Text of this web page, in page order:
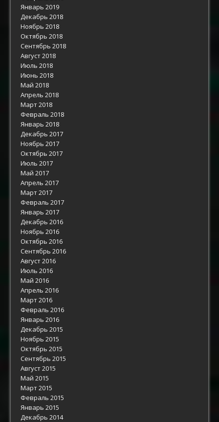
Январь 2019
Декабрь 2018
Ноябрь 2018
Октябрь 2018
Сентябрь 2018
Август 2018
Июль 2018
Июнь 2018
Май 2018
Апрель 2018
Март 2018
Февраль 2018
Январь 2018
Декабрь 2017
Ноябрь 2017
Октябрь 2017
Июль 2017
Май 2017
Апрель 2017
Март 2017
Февраль 2017
Январь 2017
Декабрь 2016
Ноябрь 2016
Октябрь 2016
Сентябрь 2016
Август 2016
Июль 2016
Май 2016
Апрель 2016
Март 2016
Февраль 2016
Январь 2016
Декабрь 2015
Ноябрь 2015
Октябрь 2015
Сентябрь 2015
Август 2015
Май 2015
Март 2015
Февраль 2015
Январь 2015
Декабрь 2014